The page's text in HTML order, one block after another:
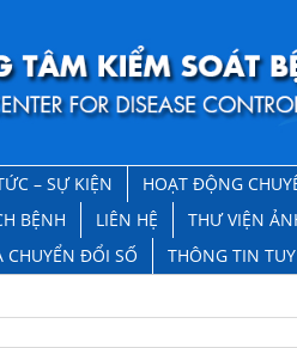
– SỰ KIỆN
HOẠT ĐỘNG
BỆNH
LIÊN HỆ
THƯ VIỆN
CHUYỂN ĐỔI SỐ
THÔNG TIN